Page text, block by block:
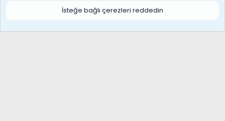
İsteğe bağlı çerezleri reddedin